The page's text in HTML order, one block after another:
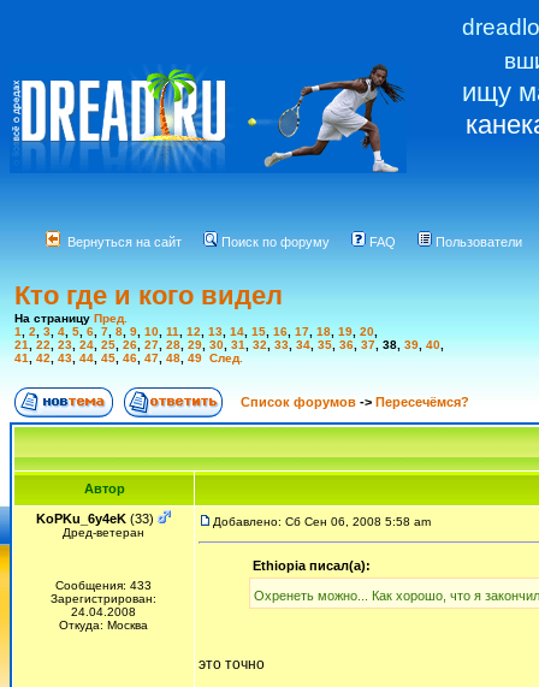
ищу
Вернуться на сайт Поиск по форуму FAQ Пользователи
Кто где и кого видел
На страницу Пред.
1
2 3 4 5 6 7 8 9 10 11 12 13 14 15 16 17 18 19 20
21
22 23 24 25 26 27 28 29 30 31 32 33 34 35 36 37 38 39 40
41
42 43 44 45 46 47 48 49 След.
Список форумов -> Пересечёмся?
Автор
KoPKu_6y4eK (33)
Дред-ветеран
Сообщения: 433
Зарегистрирован:
24.04.2008
Откуда: Москва
Добавлено: Сб Сен 06, 2008 5:58 am
Ethiopia писал(а):
Охренеть можно... Как хорошо, что я
это точно